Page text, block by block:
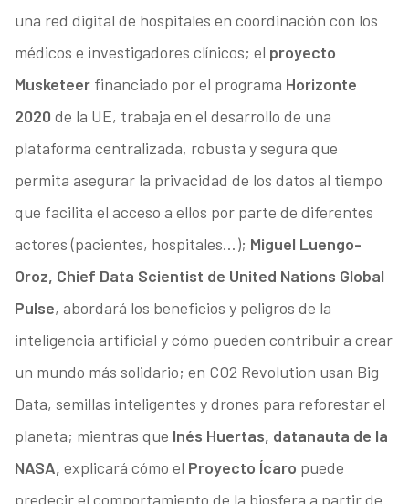
una red digital de hospitales en coordinación con los
médicos e investigadores clínicos; el proyecto
Musketeerfinanciado por el programa Horizonte
2020 de la UE, trabaja en el desarrollo de una
plataforma centralizada, robusta y segura que
permita asegurar la privacidad de los datos al tiempo
que facilita el acceso a ellos por parte de diferentes
actores (pacientes, hospitales…); Miguel Luengo-
Oroz, Chief Data Scientist de United Nations Global
Pulse, abordará los beneficios y peligros de la
inteligencia artificial y cómo pueden contribuir a crear
un mundo más solidario; en CO2 Revolution usan Big
Data, semillas inteligentes y drones para reforestar el
planeta; mientras que Inés Huertas, datanauta de la
NASA, explicará cómo el Proyecto Ícaro puede
predecir el comportamiento de la biosfera a partir de